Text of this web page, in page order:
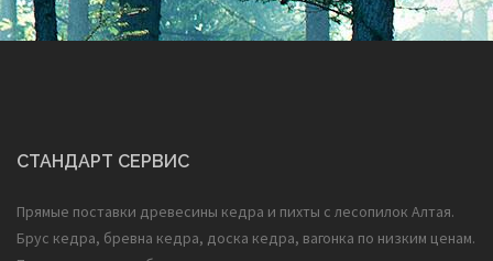
СТАНДАРТ СЕРВИС
Прямые поставки древесины кедра и пихты с лесопилок Алтая.
Брус кедра, бревна кедра, доска кедра, вагонка по низким ценам.